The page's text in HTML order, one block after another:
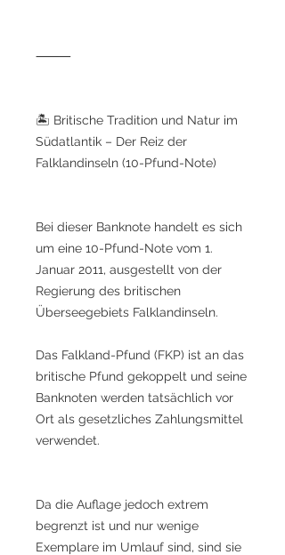
⸻
🏝️ Britische Tradition und Natur im
Südatlantik – Der Reiz der
Falklandinseln (10-Pfund-Note)
Bei dieser Banknote handelt es sich
um eine 10-Pfund-Note vom 1.
Januar 2011, ausgestellt von der
Regierung des britischen
Überseegebiets Falklandinseln.
Das Falkland-Pfund (FKP) ist an das
britische Pfund gekoppelt und seine
Banknoten werden tatsächlich vor
Ort als gesetzliches Zahlungsmittel
verwendet.
Da die Auflage jedoch extrem
begrenzt ist und nur wenige
Exemplare im Umlauf sind, sind sie